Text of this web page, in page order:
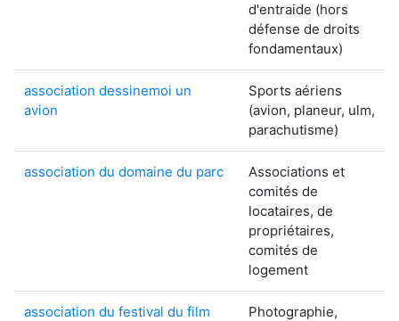
d'entraide (hors
défense de droits
fondamentaux)
association dessinemoi un
avion
Sports aériens
(avion, planeur, ulm,
parachutisme)
association du domaine du parc
Associations et
comités de
locataires, de
propriétaires,
comités de
logement
association du festival du film
Photographie,